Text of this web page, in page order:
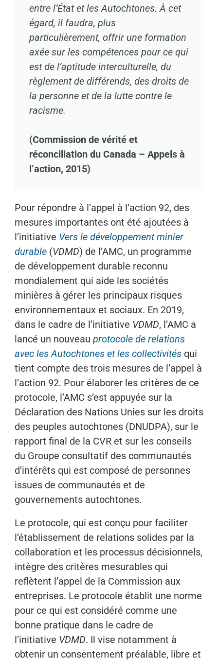
entre l’État et les Autochtones. À cet
égard, il faudra, plus
particulièrement, offrir une formation
axée sur les compétences pour ce qui
est de l’aptitude interculturelle, du
règlement de différends, des droits de
la personne et de la lutte contre le
racisme.
(Commission de vérité et
réconciliation du Canada – Appels à
l’action, 2015)
Pour répondre à l’appel à l’action 92, des
mesures importantes ont été ajoutées à
l’initiative Vers le développement minier
durable (VDMD) de l’AMC, un programme
de développement durable reconnu
mondialement qui aide les sociétés
minières à gérer les principaux risques
environnementaux et sociaux. En 2019,
dans le cadre de l’initiative VDMD, l’AMC a
lancé un nouveau protocole de relations
avec les Autochtones et les collectivités qui
tient compte des trois mesures de l’appel à
l’action 92. Pour élaborer les critères de ce
protocole, l’AMC s’est appuyée sur la
Déclaration des Nations Unies sur les droits
des peuples autochtones (DNUDPA), sur le
rapport final de la CVR et sur les conseils
du Groupe consultatif des communautés
d’intérêts qui est composé de personnes
issues de communautés et de
gouvernements autochtones.
Le protocole, qui est conçu pour faciliter
l’établissement de relations solides par la
collaboration et les processus décisionnels,
intègre des critères mesurables qui
reflètent l’appel de la Commission aux
entreprises. Le protocole établit une norme
pour ce qui est considéré comme une
bonne pratique dans le cadre de
l’initiative VDMD. Il vise notamment à
obtenir un consentement préalable, libre et